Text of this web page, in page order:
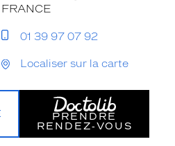
FRANCE
01 39 97 07 92
Localiser sur la carte
PRENDRE
RENDEZ‑VOUS